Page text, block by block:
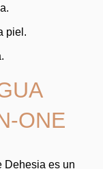
piel.
ONE
Dehesia es un